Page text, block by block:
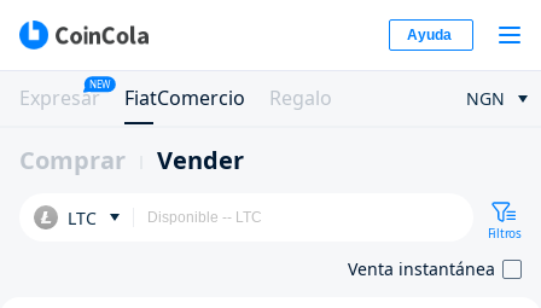
Ayuda
Expresar
NEW
FiatComercio Regalo NGN
Comprar Vender
LTC
Filtros
Venta instantánea